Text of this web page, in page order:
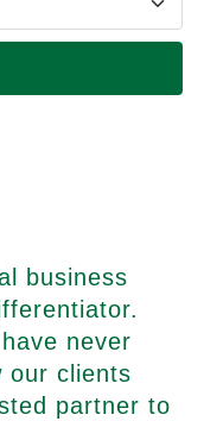
business
never
our clients
partner to